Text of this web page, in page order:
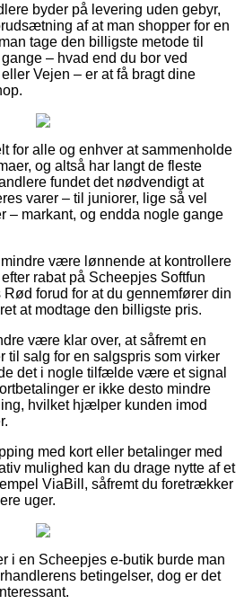
byder på levering uden gebyr,
af at man shopper for en
tage den billigste metode til
– hvad end du bor ved
Vejen – er at få bragt dine
for alle og enhver at sammenholde
og altså har langt de fleste
fundet det nødvendigt at
varer – til juniorer, lige så vel
– markant, og endda nogle gange
være lønnende at kontrollere
rabat på Scheepjes Softfun
forud for at du gennemfører din
at modtage den billigste pris.
være klar over, at såfremt en
til salg for en salgspris som virker
det i nogle tilfælde være et signal
er ikke desto mindre
hvilket hjælper kunden imod
med kort eller betalinger med
mulighed kan du drage nytte af et
ViaBill, såfremt du foretrækker
uger.
i en Scheepjes e-butik burde man
betingelser, dog er det